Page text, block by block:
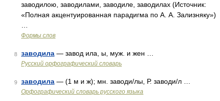
заводилою, заводилами, заводиле, заводилах (Источник:
«Полная акцентуированная парадигма по А. А. Зализняку»)
Формы слов
8 заводила — завод ила, ы, муж. и жен …
Русский орфографический словарь
9 заводила — (1 м и ж); мн. заводи/лы, Р. заводи/л …
Орфографический словарь русского языка